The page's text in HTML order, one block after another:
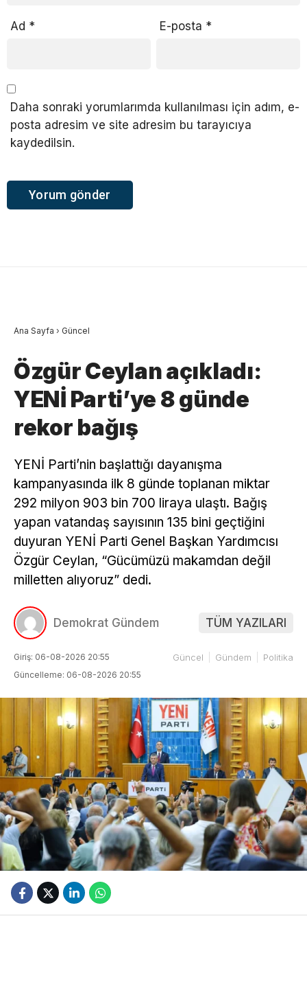
Ad * E-posta *
Daha sonraki yorumlarımda kullanılması için adım, e-
posta adresim ve site adresim bu tarayıcıya
kaydedilsin.
Ana Sayfa › Güncel
Özgür Ceylan açıkladı:
YENİ Parti’ye 8 günde
rekor bağış
YENİ Parti’nin başlattığı dayanışma
kampanyasında ilk 8 günde toplanan miktar
292 milyon 903 bin 700 liraya ulaştı. Bağış
yapan vatandaş sayısının 135 bini geçtiğini
duyuran YENİ Parti Genel Başkan Yardımcısı
Özgür Ceylan, “Gücümüzü makamdan değil
milletten alıyoruz” dedi.
Demokrat Gündem TÜM YAZILARI
Giriş: 06-08-2026 20:55
Güncelleme: 06-08-2026 20:55
Güncel Gündem Politika